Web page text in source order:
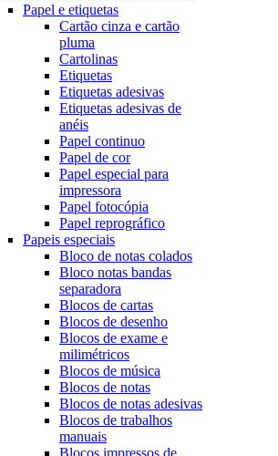
Papel e etiquetas
Cartão cinza e cartão
pluma
Cartolinas
Etiquetas
Etiquetas adesivas
Etiquetas adesivas de
anéis
Papel continuo
Papel de cor
Papel especial para
impressora
Papel fotocópia
Papel reprográfico
Papeis especiais
Bloco de notas colados
Bloco notas bandas
separadora
Blocos de cartas
Blocos de desenho
Blocos de exame e
milimétricos
Blocos de música
Blocos de notas
Blocos de notas adesivas
Blocos de trabalhos
manuais
Blocos impressos de